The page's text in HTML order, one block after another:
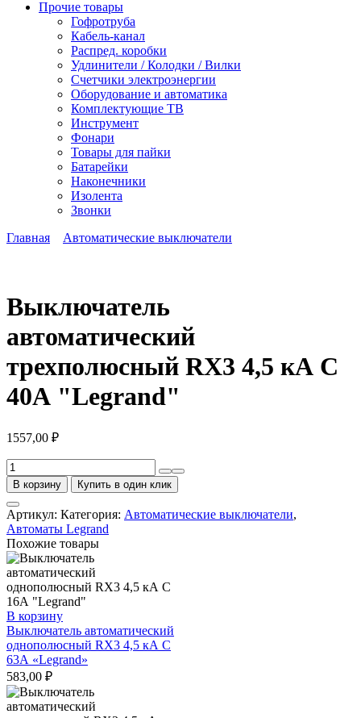
Прочие товары
Гофротруба
Кабель-канал
Распред. коробки
Удлинители / Колодки / Вилки
Счетчики электроэнергии
Оборудование и автоматика
Комплектующие ТВ
Инструмент
Фонари
Товары для пайки
Батарейки
Наконечники
Изолента
Звонки
Главная
Автоматические выключатели
Выключатель
автоматический
трехполюсный RX3 4,5 кА С
40А "Legrand"
1557,00 ₽
Количество
товара
Выключатель
автоматический
трехполюсный
RX3
4,5
кА
С
40А
"Legrand"
В корзину Купить в один клик
Артикул: Категория: Автоматические выключатели,
Автоматы Legrand
Похожие товары
В корзину
Выключатель автоматический
однополюсный RX3 4,5 кА С
63А «Legrand»
583,00 ₽